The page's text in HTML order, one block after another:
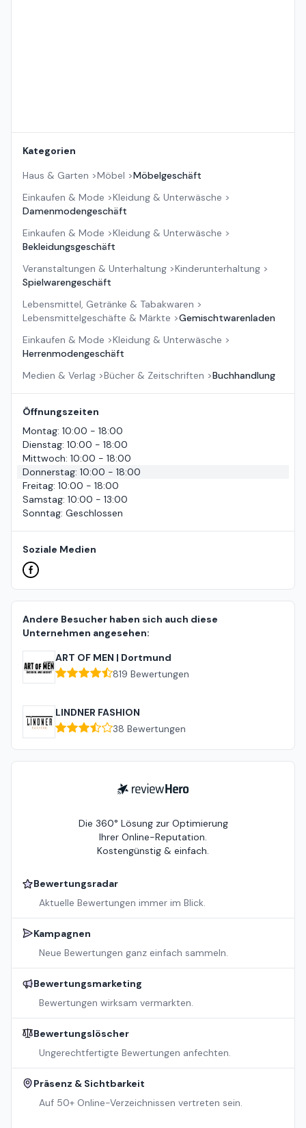
Kategorien
Haus & Garten >Möbel >Möbelgeschäft
Einkaufen & Mode >Kleidung & Unterwäsche >
Damenmodengeschäft
Einkaufen & Mode >Kleidung & Unterwäsche >
Bekleidungsgeschäft
Veranstaltungen & Unterhaltung >Kinderunterhaltung >
Spielwarengeschäft
Lebensmittel, Getränke & Tabakwaren >
Lebensmittelgeschäfte & Märkte >Gemischtwarenladen
Einkaufen & Mode >Kleidung & Unterwäsche >
Herrenmodengeschäft
Medien & Verlag >Bücher & Zeitschriften >Buchhandlung
Öffnungszeiten
Montag: 10:00 - 18:00
Dienstag: 10:00 - 18:00
Mittwoch: 10:00 - 18:00
Donnerstag: 10:00 - 18:00
Freitag: 10:00 - 18:00
Samstag: 10:00 - 13:00
Sonntag: Geschlossen
Soziale Medien
Andere Besucher haben sich auch diese
Unternehmen angesehen:
ART OF MEN | Dortmund
819 Bewertungen
LINDNER FASHION
38 Bewertungen
ReviewHero
Die 360° Lösung zur Optimierung
Ihrer Online-Reputation.
Kostengünstig & einfach.
Bewertungsradar
Aktuelle Bewertungen immer im Blick.
Kampagnen
Neue Bewertungen ganz einfach sammeln.
Bewertungsmarketing
Bewertungen wirksam vermarkten.
Bewertungslöscher
Ungerechtfertigte Bewertungen anfechten.
Präsenz & Sichtbarkeit
Auf 50+ Online-Verzeichnissen vertreten sein.